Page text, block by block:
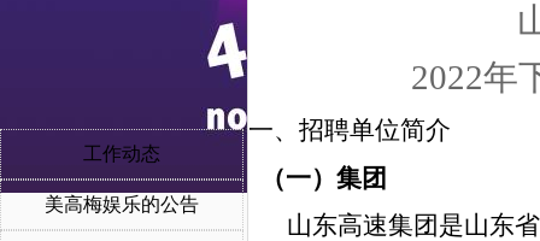
工作动态
美高梅娱乐的公告
2022年
一、招聘单位简介
（一）集团
山东高速集团是山东